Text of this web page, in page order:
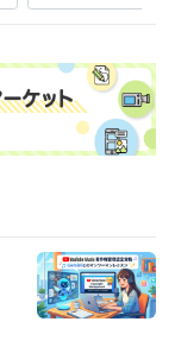
業家